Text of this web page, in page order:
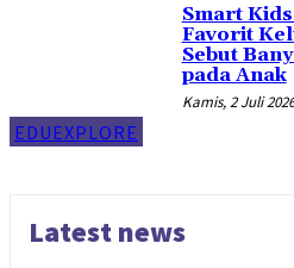
EDUEXPLORE
Smart
Favorit
Sebut
pada Anak
Kamis, 2 Juli
Latest news